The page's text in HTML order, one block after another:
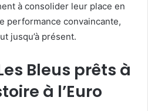
à consolider leur place en
performance convaincante,
jusqu’à présent.
Bleus prêts à
à l’Euro